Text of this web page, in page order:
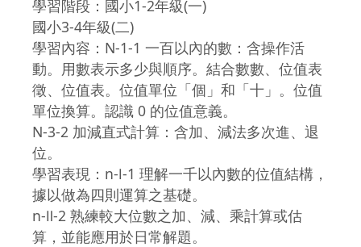
學習階段：國小1-2年級(一)
國小3-4年級(二)
學習內容：N-1-1 一百以內的數：含操作活
動。用數表示多少與順序。結合數數、位值表
徵、位值表。位值單位「個」和「十」。位值
單位換算。認識 0 的位值意義。
N-3-2 加減直式計算：含加、減法多次進、退
位。
學習表現：n-Ⅰ-1 理解一千以內數的位值結構，
據以做為四則運算之基礎。
n-Ⅱ-2 熟練較大位數之加、減、乘計算或估
算，並能應用於日常解題。